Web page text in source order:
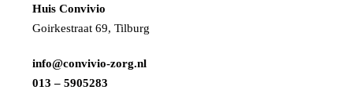
Huis Convivio
Goirkestraat 69, Tilburg
info@convivio-zorg.nl
013 – 5905283